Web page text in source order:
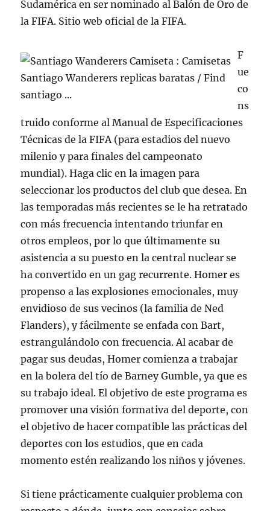
Sudamérica en ser nominado al Balón de Oro de
la FIFA. Sitio web oficial de la FIFA.
F
ue
co
ns
truido conforme al Manual de Especificaciones
Técnicas de la FIFA (para estadios del nuevo
milenio y para finales del campeonato
mundial). Haga clic en la imagen para
seleccionar los productos del club que desea. En
las temporadas más recientes se le ha retratado
con más frecuencia intentando triunfar en
otros empleos, por lo que últimamente su
asistencia a su puesto en la central nuclear se
ha convertido en un gag recurrente. Homer es
propenso a las explosiones emocionales, muy
envidioso de sus vecinos (la familia de Ned
Flanders), y fácilmente se enfada con Bart,
estrangulándolo con frecuencia. Al acabar de
pagar sus deudas, Homer comienza a trabajar
en la bolera del tío de Barney Gumble, ya que es
su trabajo ideal. El objetivo de este programa es
promover una visión formativa del deporte, con
el objetivo de hacer compatible las prácticas del
deportes con los estudios, que en cada
momento estén realizando los niños y jóvenes.
Si tiene prácticamente cualquier problema con